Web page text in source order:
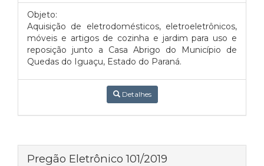
Objeto:
Aquisição de eletrodomésticos, eletroeletrônicos,
móveis e artigos de cozinha e jardim para uso e
reposição junto a Casa Abrigo do Município de
Quedas do Iguaçu, Estado do Paraná.
Detalhes
Pregão Eletrônico 101/2019